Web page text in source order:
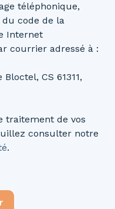
téléphonique,
code de la
Internet
courrier adressé à :
CS 61311,
traitement de vos
consulter notre
.